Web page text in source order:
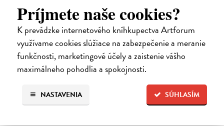
Príjmete naše cookies?
K prevádzke internetového kníhkupectva Artforum
využívame cookies slúžiace na zabezpečenie a meranie
funkčnosti, marketingové účely a zaistenie vášho
maximálneho pohodlia a spokojnosti.
SÚHLASÍM
NASTAVENIA
poučný životopisný příběh syna předního čs. tenist...
Zasielame do 14 dní
16,00 €
16,49 € ?